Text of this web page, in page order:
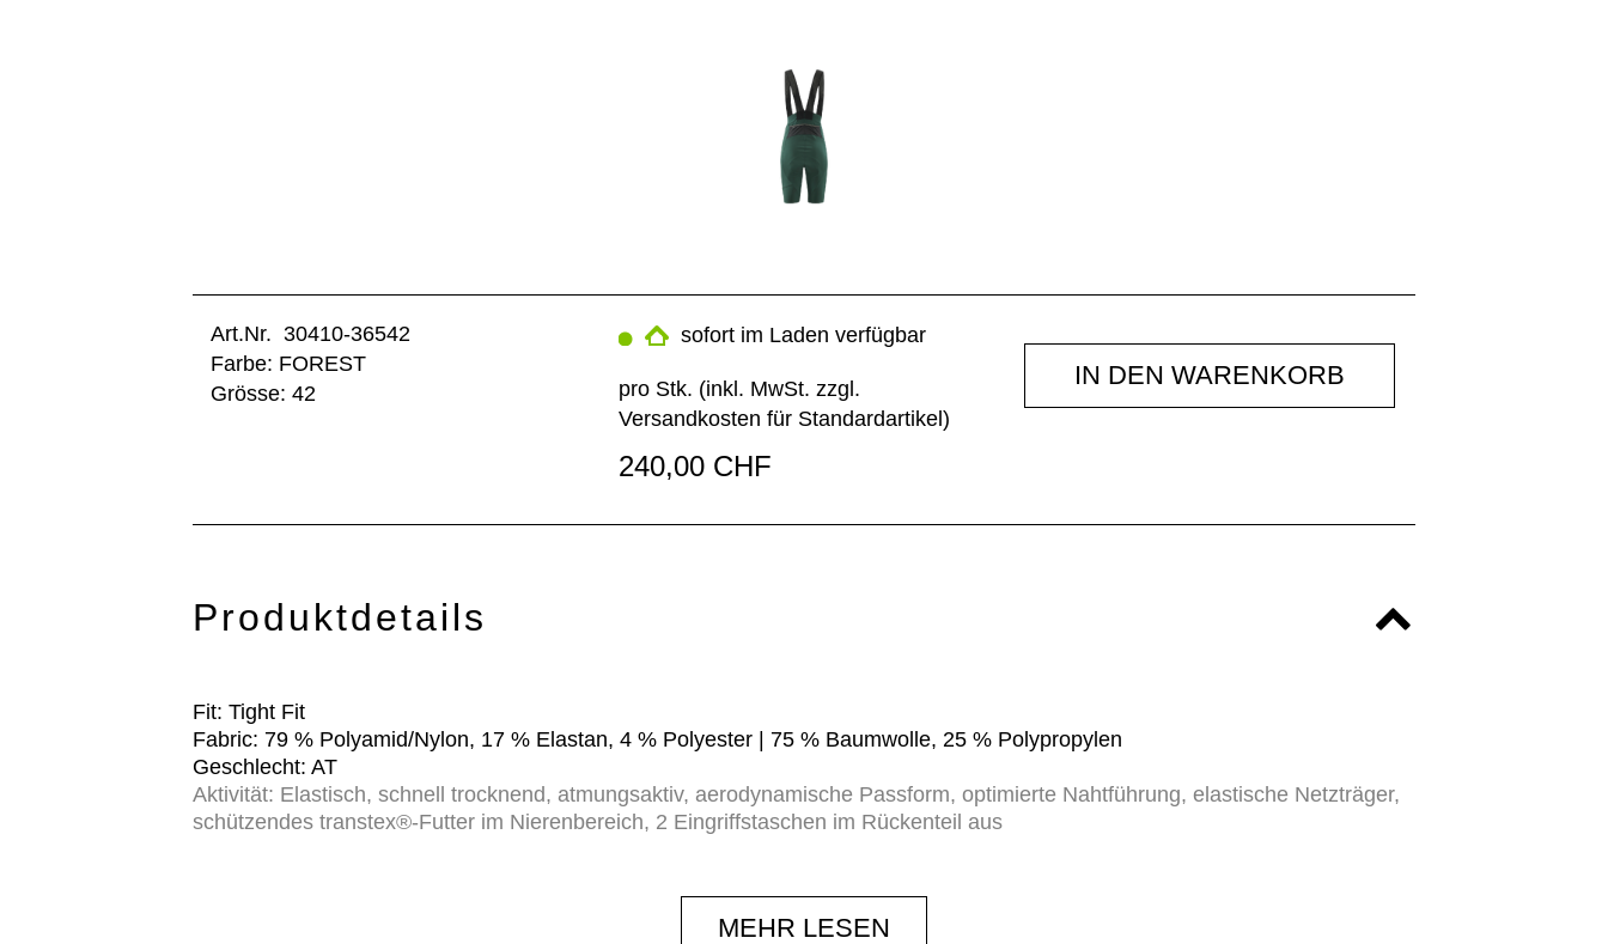
Art.Nr. 30410-36542
Farbe: FOREST
Grösse: 42
sofort im Laden verfügbar
pro Stk. (inkl. MwSt. zzgl.
Versandkosten für Standardartikel )
240,00 CHF
IN DEN WARENKORB
Produktdetails
Fit: Tight Fit
Fabric: 79 % Polyamid/Nylon, 17 % Elastan, 4 % Polyester | 75 % Baumwolle, 25 % Polypropylen
Geschlecht: AT
Aktivität: Elastisch, schnell trocknend, atmungsaktiv, aerodynamische Passform, optimierte Nahtführung, elastische Netzträger,
schützendes transtex®-Futter im Nierenbereich, 2 Eingriffstaschen im Rückenteil aus
MEHR LESEN